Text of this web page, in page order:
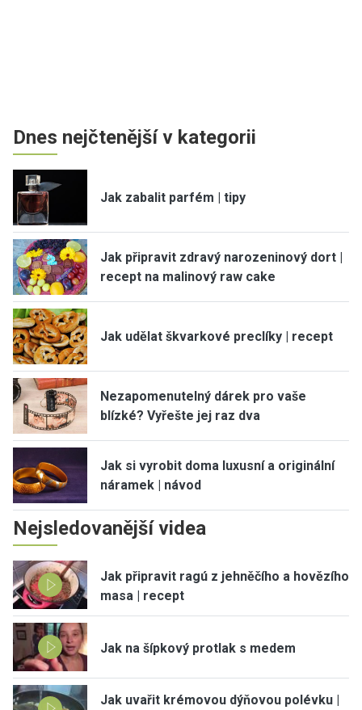
Dnes nejčtenější v kategorii
Jak zabalit parfém | tipy
Jak připravit zdravý narozeninový dort |
recept na malinový raw cake
Jak udělat škvarkové preclíky | recept
Nezapomenutelný dárek pro vaše
blízké? Vyřešte jej raz dva
Jak si vyrobit doma luxusní a originální
náramek | návod
Nejsledovanější videa
Jak připravit ragú z jehněčího a hovězího
masa | recept
Jak na šípkový protlak s medem
Jak uvařit krémovou dýňovou polévku |